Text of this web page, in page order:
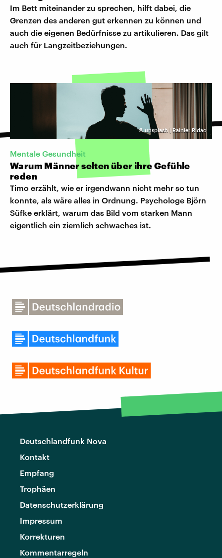
Im Bett miteinander zu sprechen, hilft dabei, die
Grenzen des anderen gut erkennen zu können und
auch die eigenen Bedürfnisse zu artikulieren. Das gilt
auch für Langzeitbeziehungen.
© unsplash | Rainier Ridao
Mentale Gesundheit
Warum Männer selten über ihre Gefühle
reden
Timo erzählt, wie er irgendwann nicht mehr so tun
konnte, als wäre alles in Ordnung. Psychologe Björn
Süfke erklärt, warum das Bild vom starken Mann
eigentlich ein ziemlich schwaches ist.
Deutschlandfunk Nova
Kontakt
Empfang
Trophäen
Datenschutzerklärung
Impressum
Korrekturen
Kommentarregeln